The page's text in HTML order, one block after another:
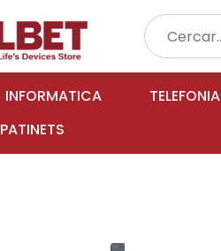
INFORMATICA TELEFONIA
PATINETS